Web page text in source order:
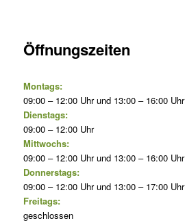
Öffnungszeiten
Montags:
09:00 – 12:00 Uhr und 13:00 – 16:00 Uhr
Dienstags:
09:00 – 12:00 Uhr
Mittwochs:
09:00 – 12:00 Uhr und 13:00 – 16:00 Uhr
Donnerstags:
09:00 – 12:00 Uhr und 13:00 – 17:00 Uhr
Freitags:
geschlossen